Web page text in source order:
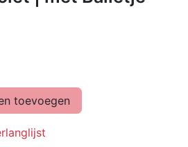
toevoegen